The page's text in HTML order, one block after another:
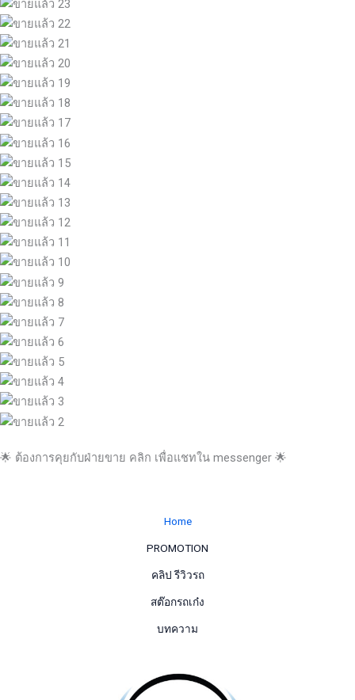
🌟 ต้องการคุยกับฝ่ายขาย คลิก เพื่อแชทใน messenger 🌟
Home
PROMOTION
คลิป รีวิวรถ
สต๊อกรถเก๋ง
บทความ